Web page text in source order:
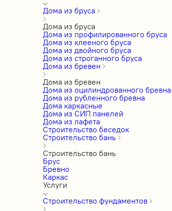
Дома из бруса
Дома из бруса
Дома из профилированного бруса
Дома из клееного бруса
Дома из двойного бруса
Дома из строганного бруса
Дома из бревен
Дома из бревен
Дома из оцилиндрованного бревна
Дома из рубленного бревна
Дома каркасные
Дома из СИП панелей
Дома из лафета
Строительство беседок
Строительство бань
Строительство бань
Брус
Бревно
Каркас
Услуги
Строительство фундаментов